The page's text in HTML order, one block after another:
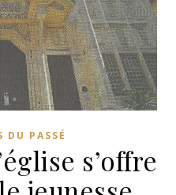
DU PASSÉ
s’offre